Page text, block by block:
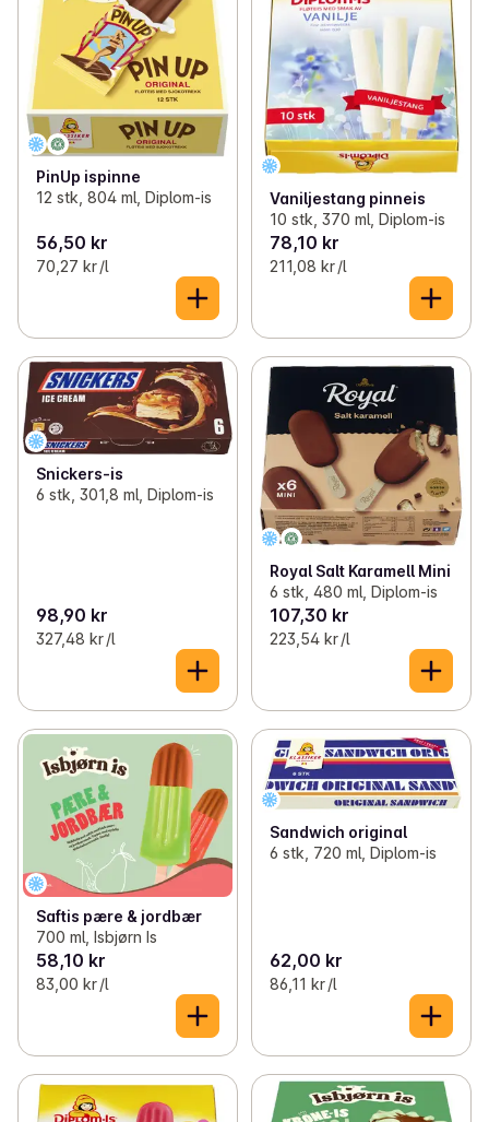
PinUp ispinne
12 stk, 804 ml, Diplom-is
56,50 kr
70,27 kr /l
Vaniljestang pinneis
10 stk, 370 ml, Diplom-is
78,10 kr
211,08 kr /l
Snickers-is
6 stk, 301,8 ml, Diplom-is
98,90 kr
327,48 kr /l
Royal Salt Karamell Mini
6 stk, 480 ml, Diplom-is
107,30 kr
223,54 kr /l
Saftis pære & jordbær
700 ml, Isbjørn Is
58,10 kr
83,00 kr /l
Sandwich original
6 stk, 720 ml, Diplom-is
62,00 kr
86,11 kr /l